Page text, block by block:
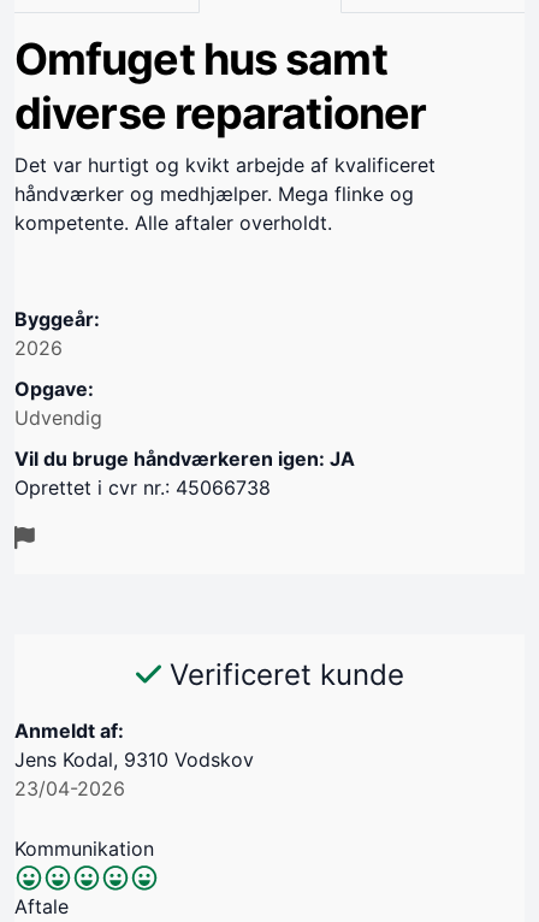
Omfuget hus samt
diverse reparationer
Det var hurtigt og kvikt arbejde af kvalificeret
håndværker og medhjælper. Mega flinke og
kompetente. Alle aftaler overholdt.
Byggeår:
2026
Opgave:
Udvendig
Vil du bruge håndværkeren igen: JA
Oprettet i cvr nr.: 45066738
Verificeret kunde
Anmeldt af:
Jens Kodal, 9310 Vodskov
23/04-2026
Kommunikation
Aftale